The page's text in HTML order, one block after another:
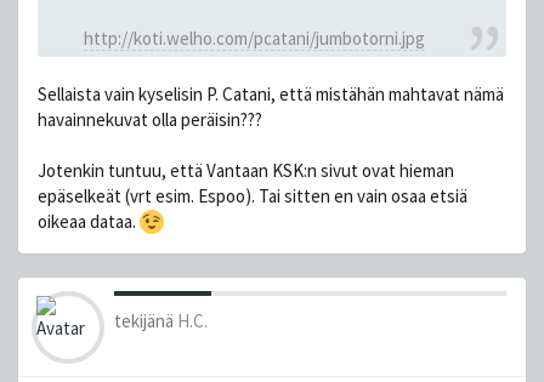
http://koti.welho.com/pcatani/jumbotorni.jpg
Sellaista vain kyselisin P. Catani, että mistähän mahtavat nämä
havainnekuvat olla peräisin???
Jotenkin tuntuu, että Vantaan KSK:n sivut ovat hieman
epäselkeät (vrt esim. Espoo). Tai sitten en vain osaa etsiä
oikeaa dataa.
tekijänä H.C.